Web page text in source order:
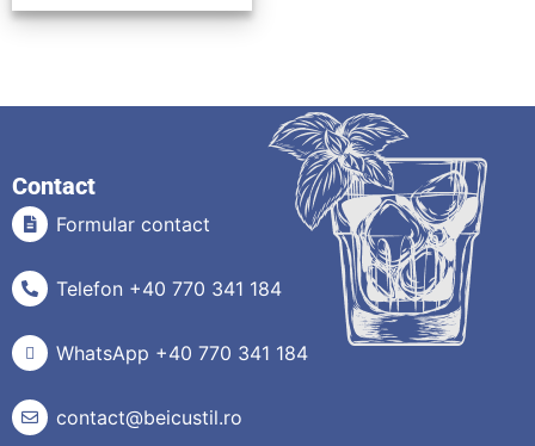
Contact
Formular contact
Telefon +40 770 341 184
WhatsApp +40 770 341 184
contact@beicustil.ro